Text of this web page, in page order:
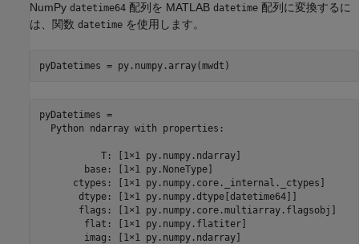
NumPy datetime64 配列を MATLAB datetime 配列に変換するに
は、関数 datetime を使用します。
pyDatetimes =
  Python ndarray with properties:
           T: [1×1 py.numpy.ndarray]
        base: [1×1 py.NoneType]
      ctypes: [1×1 py.numpy.core._internal._ctypes]
       dtype: [1×1 py.numpy.dtype[datetime64]]
       flags: [1×1 py.numpy.core.multiarray.flagsobj]
        flat: [1×1 py.numpy.flatiter]
        imag: [1×1 py.numpy.ndarray]